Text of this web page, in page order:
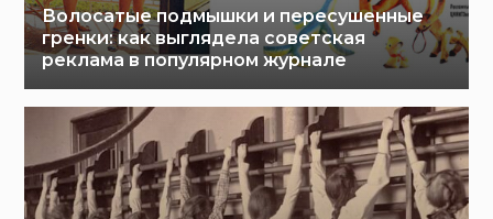
Волосатые подмышки и пересушенные
гренки: как выглядела советская
реклама в популярном журнале